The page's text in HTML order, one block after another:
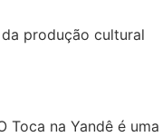
produção cultural
Toca na Yandê é uma